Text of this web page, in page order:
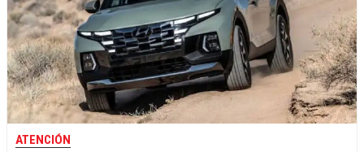
ATENCIÓN